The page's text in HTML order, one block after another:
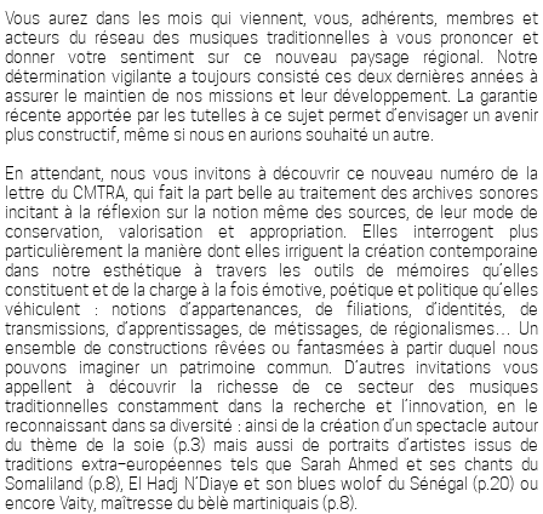
Vous aurez dans les mois qui viennent, vous, adhérents, membres et
acteurs du réseau des musiques traditionnelles à vous prononcer et
donner votre sentiment sur ce nouveau paysage régional. Notre
détermination vigilante a toujours consisté ces deux dernières années à
assurer le maintien de nos missions et leur développement. La garantie
récente apportée par les tutelles à ce sujet permet d’envisager un avenir
plus constructif, même si nous en aurions souhaité un autre.
En attendant, nous vous invitons à découvrir ce nouveau numéro de la
lettre du CMTRA, qui fait la part belle au traitement des archives sonores
incitant à la réflexion sur la notion même des sources, de leur mode de
conservation, valorisation et appropriation. Elles interrogent plus
particulièrement la manière dont elles irriguent la création contemporaine
dans notre esthétique à travers les outils de mémoires qu’elles
constituent et de la charge à la fois émotive, poétique et politique qu’elles
véhiculent : notions d’appartenances, de filiations, d’identités, de
transmissions, d’apprentissages, de métissages, de régionalismes… Un
ensemble de constructions rêvées ou fantasmées à partir duquel nous
pouvons imaginer un patrimoine commun. D’autres invitations vous
appellent à découvrir la richesse de ce secteur des musiques
traditionnelles constamment dans la recherche et l’innovation, en le
reconnaissant dans sa diversité : ainsi de la création d’un spectacle autour
du thème de la soie (p.3) mais aussi de portraits d’artistes issus de
traditions extra–européennes tels que Sarah Ahmed et ses chants du
Somaliland (p.8), El Hadj N’Diaye et son blues wolof du Sénégal (p.20) ou
encore Vaity, maîtresse du bèlè martiniquais (p.8).